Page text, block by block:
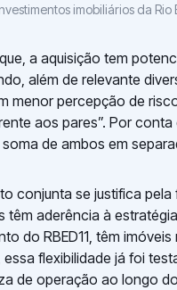
imobiliários da Rio
a aquisição tem
além de relevante
menor percepção de
aos pares”. Por
de ambos em
conjunta se justifica
têm aderência à
do RBED11, têm
essa flexibilidade já foi
de operação ao longo